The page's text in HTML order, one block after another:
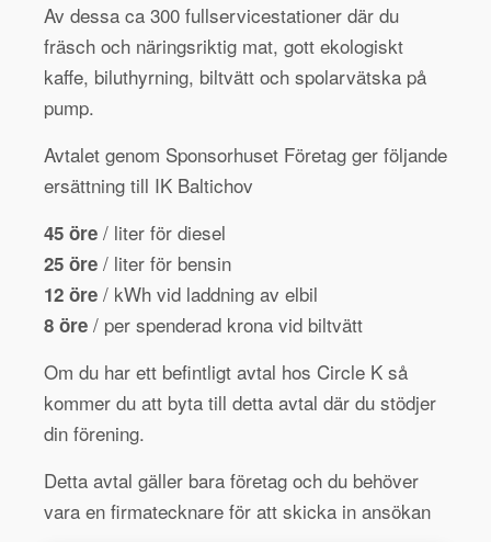
Av dessa ca 300 fullservicestationer där du
fräsch och näringsriktig mat, gott ekologiskt
kaffe, biluthyrning, biltvätt och spolarvätska på
pump.
Avtalet genom Sponsorhuset Företag ger följande
ersättning till IK Baltichov
45 öre / liter för diesel
25 öre / liter för bensin
12 öre / kWh vid laddning av elbil
8 öre / per spenderad krona vid biltvätt
Om du har ett befintligt avtal hos Circle K så
kommer du att byta till detta avtal där du stödjer
din förening.
Detta avtal gäller bara företag och du behöver
vara en firmatecknare för att skicka in ansökan